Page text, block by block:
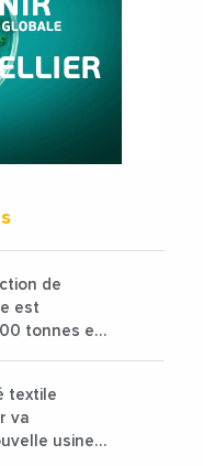
de
est
tonnes en
textile
va
usine